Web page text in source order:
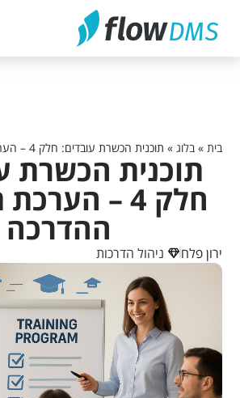
בית »בלוג » תוכנית הכשרת עובדים: חלק 4 – הערכת תוצאות ההדרכה
תוכנית הכשרת
חלק 4 –
ההדרכה
ירון פלח ניהול הדרכות